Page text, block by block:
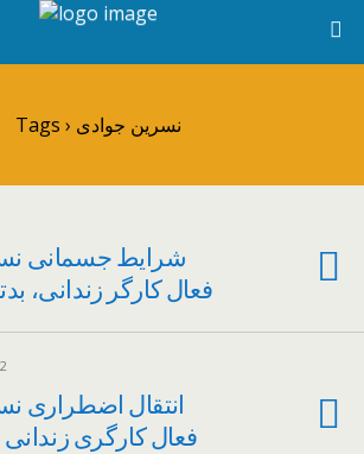
Tags › نسرین جوادی
شرایط جسمانی
فعال کارگر زندانی،
انتقال اضطراری
فعال کارگری زندانی